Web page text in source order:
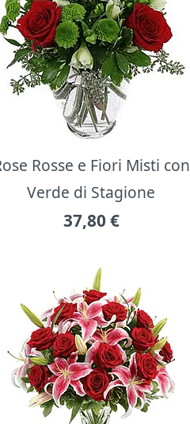
Rosse e Fiori Misti con
Verde di Stagione
37,80 €